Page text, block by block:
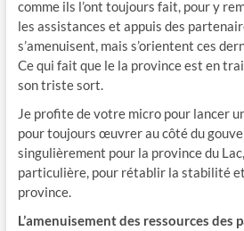
comme ils l’ont toujours fait, pour y
les assistances et appuis des
s’amenuisent, mais s’orientent ces
Ce qui fait que le la province est en
son triste sort.
Je profite de votre micro pour lancer
pour toujours œuvrer au côté du
singulièrement pour la province du
particulière, pour rétablir la stabilité
province.
L’amenuisement des ressources des